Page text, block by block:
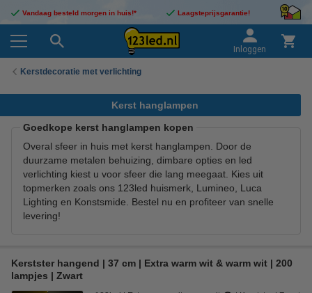
Vandaag besteld morgen in huis!* Laagsteprijsgarantie!
Inloggen
Kerstdecoratie met verlichting
Kerst hanglampen
Goedkope kerst hanglampen kopen
Overal sfeer in huis met kerst hanglampen. Door de
duurzame metalen behuizing, dimbare opties en led
verlichting kiest u voor sfeer die lang meegaat. Kies uit
topmerken zoals ons 123led huismerk, Lumineo, Luca
Lighting en Konstsmide. Bestel nu en profiteer van snelle
levering!
Kerstster hangend | 37 cm | Extra warm wit & warm wit | 200
lampjes | Zwart